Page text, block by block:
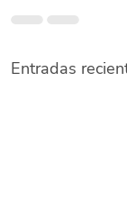
Entradas